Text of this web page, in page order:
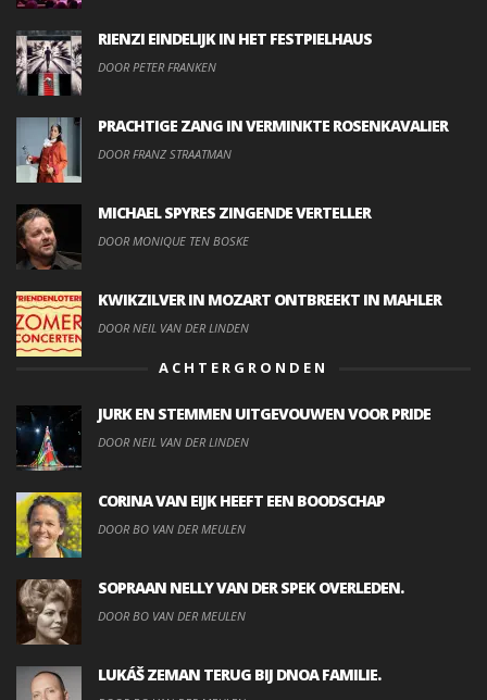
RIENZI EINDELIJK IN HET FESTPIELHAUS
DOOR PETER FRANKEN
PRACHTIGE ZANG IN VERMINKTE ROSENKAVALIER
DOOR FRANZ STRAATMAN
MICHAEL SPYRES ZINGENDE VERTELLER
DOOR MONIQUE TEN BOSKE
KWIKZILVER IN MOZART ONTBREEKT IN MAHLER
DOOR NEIL VAN DER LINDEN
ACHTERGRONDEN
JURK EN STEMMEN UITGEVOUWEN VOOR PRIDE
DOOR NEIL VAN DER LINDEN
CORINA VAN EIJK HEEFT EEN BOODSCHAP
DOOR BO VAN DER MEULEN
SOPRAAN NELLY VAN DER SPEK OVERLEDEN.
DOOR BO VAN DER MEULEN
LUKÁŠ ZEMAN TERUG BIJ DNOA FAMILIE.